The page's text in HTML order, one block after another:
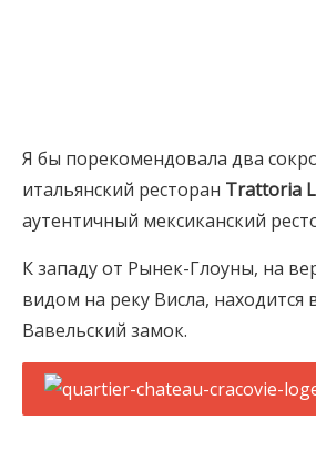
Я бы порекомендовала два
итальянский ресторан Trattoria
аутентичный мексиканский
К западу от Рынек-Глоуны, на
видом на реку Висла, находится
Вавельский замок.